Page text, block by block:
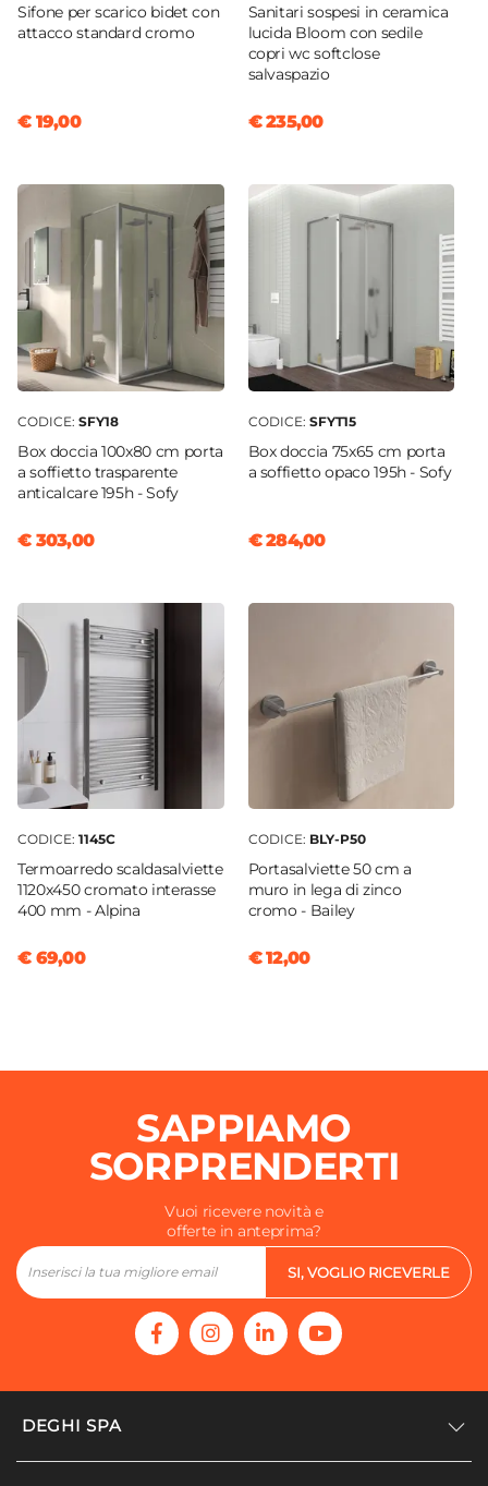
Sifone per scarico bidet con
attacco standard cromo
€ 19,00
Sanitari sospesi in ceramica
lucida Bloom con sedile
copri wc softclose
salvaspazio
€ 235,00
CODICE: SFY18
Box doccia 100x80 cm porta
a soffietto trasparente
anticalcare 195h - Sofy
€ 303,00
CODICE: SFYT15
Box doccia 75x65 cm porta
a soffietto opaco 195h - Sofy
€ 284,00
CODICE: 1145C
Termoarredo scaldasalviette
1120x450 cromato interasse
400 mm - Alpina
€ 69,00
CODICE: BLY-P50
Portasalviette 50 cm a
muro in lega di zinco
cromo - Bailey
€ 12,00
SAPPIAMO
SORPRENDERTI
Vuoi ricevere novità e
offerte in anteprima?
SI, VOGLIO RICEVERLE
DEGHI SPA